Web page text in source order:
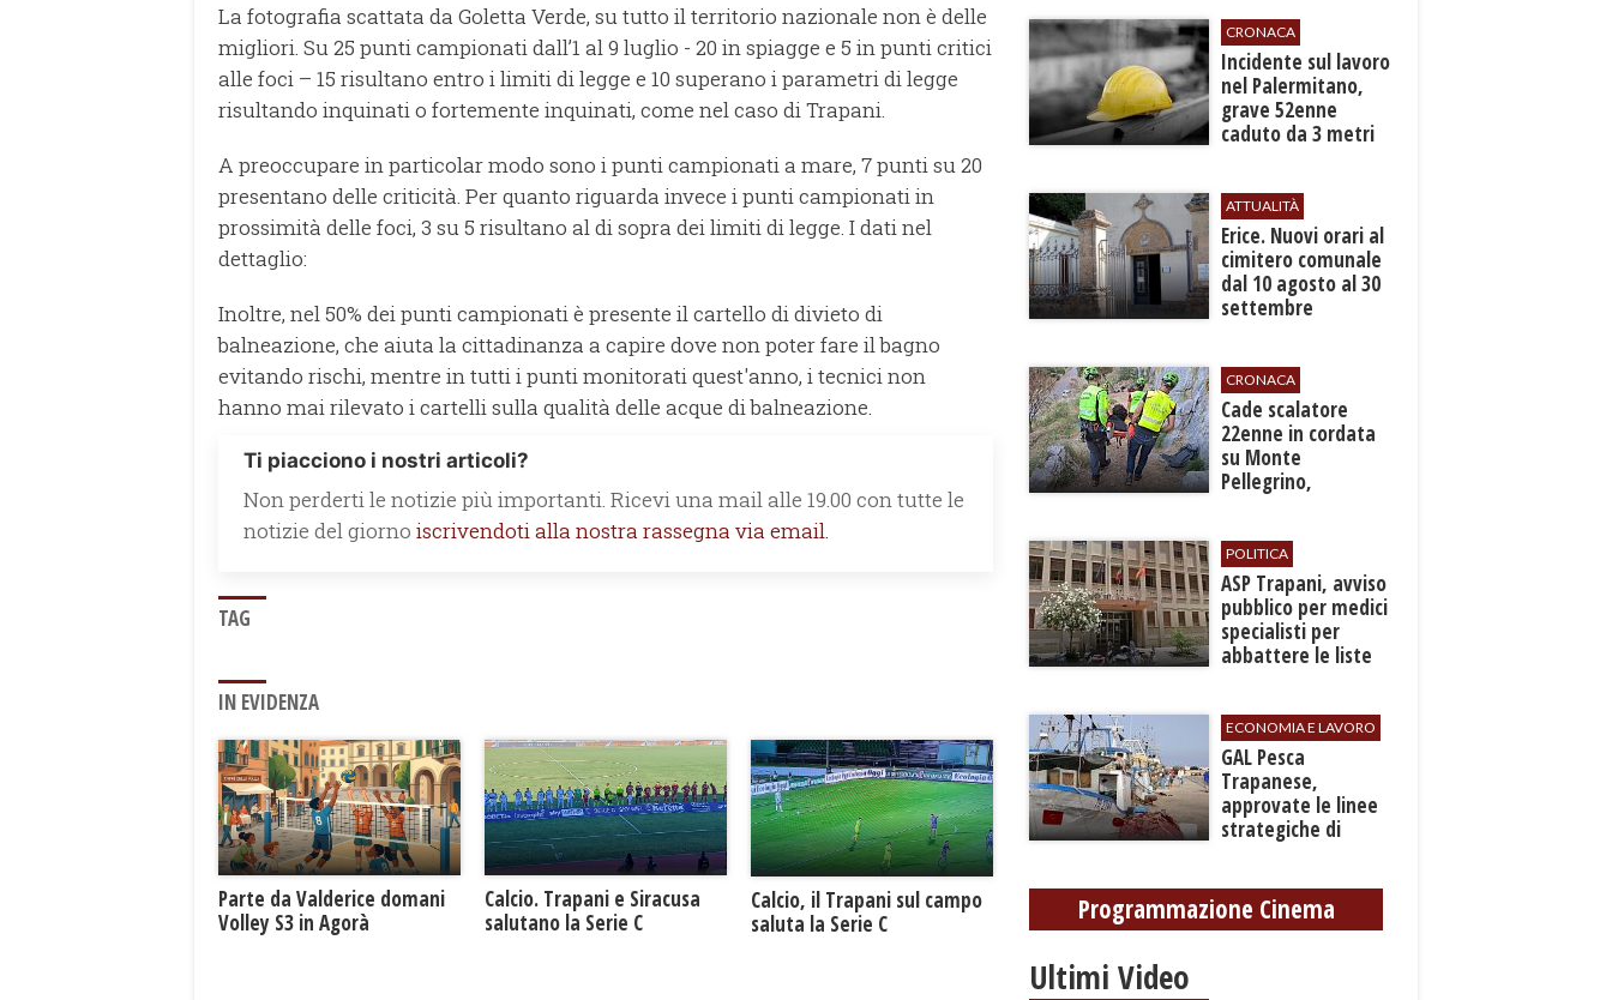
La fotografia scattata da Goletta Verde, su tutto il territorio nazionale non è delle
migliori. Su 25 punti campionati dall’1 al 9 luglio - 20 in spiagge e 5 in punti critici
alle foci – 15 risultano entro i limiti di legge e 10 superano i parametri di legge
risultando inquinati o fortemente inquinati, come nel caso di Trapani.
A preoccupare in particolar modo sono i punti campionati a mare, 7 punti su 20
presentano delle criticità. Per quanto riguarda invece i punti campionati in
prossimità delle foci, 3 su 5 risultano al di sopra dei limiti di legge. I dati nel
dettaglio:
Inoltre, nel 50% dei punti campionati è presente il cartello di divieto di
balneazione, che aiuta la cittadinanza a capire dove non poter fare il bagno
evitando rischi, mentre in tutti i punti monitorati quest'anno, i tecnici non
hanno mai rilevato i cartelli sulla qualità delle acque di balneazione.
Ti piacciono i nostri articoli?
Non perderti le notizie più importanti. Ricevi una mail alle 19.00 con tutte le
notizie del giorno iscrivendoti alla nostra rassegna via email.
TAG
IN EVIDENZA
Parte da Valderice domani
Volley S3 in Agorà
Calcio. Trapani e Siracusa
salutano la Serie C
Calcio, il Trapani sul campo
saluta la Serie C
CRONACA
​Incidente sul lavoro
nel Palermitano,
grave 52enne
caduto da 3 metri
ATTUALITÀ
​Erice. Nuovi orari al
cimitero comunale
dal 10 agosto al 30
settembre
CRONACA
​Cade scalatore
22enne in cordata
su Monte
Pellegrino,
gamba
POLITICA
ASP Trapani, avviso
pubblico per medici
specialisti per
abbattere le liste
ECONOMIA E LAVORO
GAL Pesca
Trapanese,
approvate le linee
strategiche di
settembre
Programmazione Cinema
Ultimi Video